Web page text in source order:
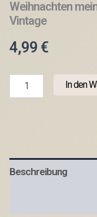
Weihnachten
Vintage
4,99 €
Laserdatei
Fotoaccesoire
Baby
In den
Beschreibung